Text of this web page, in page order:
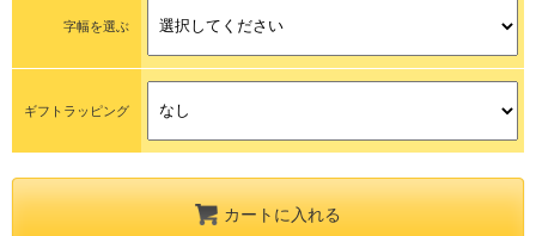
字幅を選ぶ
ギフトラッピング
カートに入れる